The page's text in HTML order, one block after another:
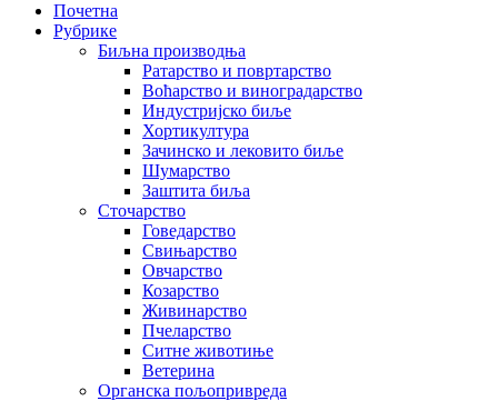
Почетна
Рубрике
Биљна производња
Ратарство и повртарство
Воћарство и виноградарство
Индустријско биље
Хортикултура
Зачинско и лековито биље
Шумарство
Заштита биља
Сточарство
Говедарство
Свињарство
Овчарство
Козарство
Живинарство
Пчеларство
Ситне животиње
Ветерина
Органска пољопривреда